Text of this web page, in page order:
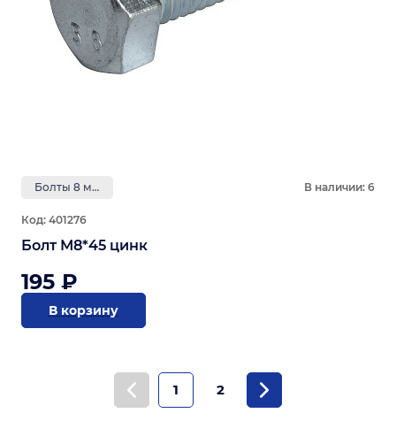
Болты 8 мм В наличии: 6
Код: 401276
Болт М8*45 цинк
195 ₽
В корзину
1 2